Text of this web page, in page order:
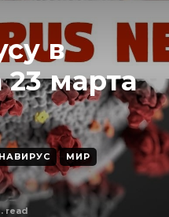
в
марта
МИР
read